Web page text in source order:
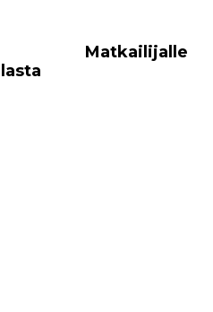
Matkailijalle